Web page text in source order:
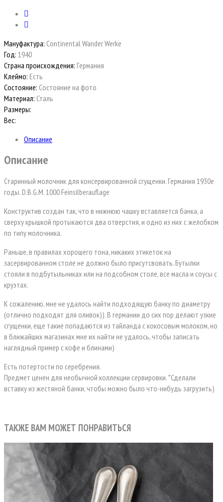
Мануфактура: Continental Wander Werke
Год: 1940
Страна происхождения: Германия
Клеймо: Есть
Состояние: Состояние на фото
Материал: Сталь
Размеры:
Вес:
Описание
Описание
Старинный молочник для консервированной сгущенки. Германия 1930е
годы. D.B.G.M. 1000 Feinsilberauflage
Конструктив создан так, что в нижнюю чашку вставляется банка, а
сверху крышкой протыкаются два отверстия, и одно из них с желобком
по типу молочника.
Раньше, в правилах хорошего тона, никаких этикеток на
засервированном столе не должно было присутсвовать. Бутылки
стояли в подбутыльниках или на подсобном столе, все масла и соусы с
круэтах.
К сожалению, мне не удалось найти подходящую банку по диаметру
(отлично подходят для оливок)). В германии до сих пор делают узкие
сгущенки, еще такие попадаются из тайланда с кокосовым молоком, но
в ближайших магазинах мне их найти не удалось, чтобы записать
наглядный пример с кофе и блинами)
Есть потертости по серебрения.
Предмет ценен для необычной коллекции сервировки. *Сделали
вставку из жестяной банки, чтобы можно было что-нибудь загрузить)
ТАКЖЕ ВАМ МОЖЕТ ПОНРАВИТЬСЯ